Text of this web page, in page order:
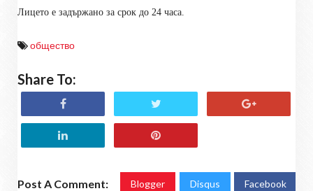
Лицето е задържано за срок до 24 часа.
общество
Share To:
Post A Comment: Blogger Disqus Facebook